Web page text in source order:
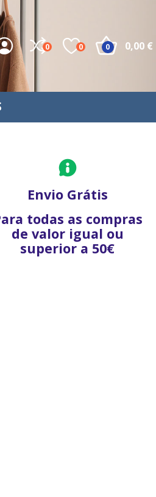
0 0 0,00 €
0
Envio Grátis
todas as compras
de valor igual ou
superior a 50€